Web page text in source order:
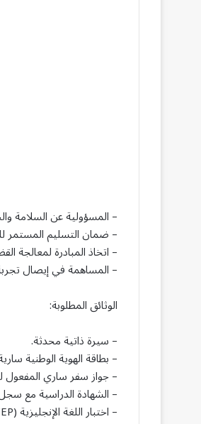
– المسؤولية عن السلامة
– ضمان التسليم المستمر
– اتخاذ المبادرة لمعالجة
– المساهمة في إيصال
الوثائق المطلوبة:
– سيرة ذاتية محدثة.
– بطاقة الهوية الوطنية سارية
– جواز سفر ساري المفعول لمدة 6 شهور
– الشهادة الدراسية مع
– اختبار اللغة الإنجليزية (STEP) من قياس بدرجة لا تقل عن 72 (يجب أن لا يتجاوز تاريخ الدرجة أكثر من سنتين).